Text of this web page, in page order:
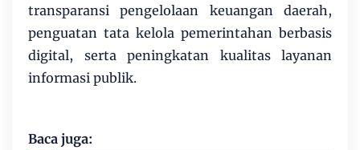
transparansi pengelolaan keuangan daerah,
penguatan tata kelola pemerintahan berbasis
digital, serta peningkatan kualitas layanan
informasi publik.
Baca juga: